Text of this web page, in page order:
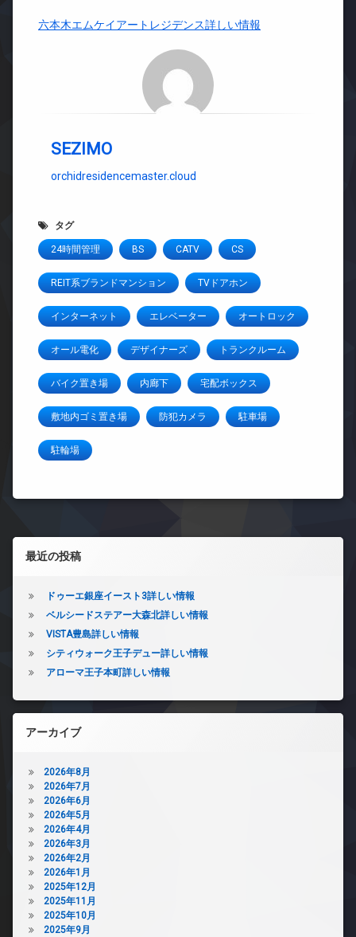
六本木エムケイアートレジデンス詳しい情報
SEZIMO
orchidresidencemaster.cloud
タグ
24時間管理 BS CATV CS
REIT系ブランドマンション TVドアホン
インターネット エレベーター オートロック
オール電化 デザイナーズ トランクルーム
バイク置き場 内廊下 宅配ボックス
敷地内ゴミ置き場 防犯カメラ 駐車場
駐輪場
左サイドバー
最近の投稿
ドゥーエ銀座イースト3詳しい情報
ベルシードステアー大森北詳しい情報
VISTA豊島詳しい情報
シティウォーク王子デュー詳しい情報
アローマ王子本町詳しい情報
アーカイブ
2026年8月
2026年7月
2026年6月
2026年5月
2026年4月
2026年3月
2026年2月
2026年1月
2025年12月
2025年11月
2025年10月
2025年9月